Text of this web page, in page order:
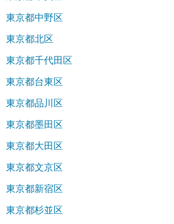
東京都中野区
東京都北区
東京都千代田区
東京都台東区
東京都品川区
東京都墨田区
東京都大田区
東京都文京区
東京都新宿区
東京都杉並区